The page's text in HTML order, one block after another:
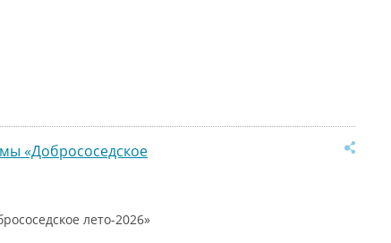
«Добрососедское
лето-2026»